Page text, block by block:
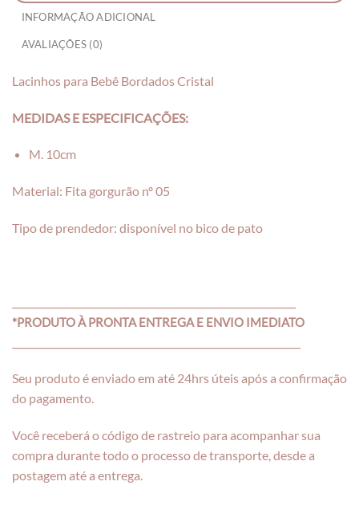
INFORMAÇÃO ADICIONAL
AVALIAÇÕES (0)
Lacinhos para Bebê Bordados Cristal
MEDIDAS E ESPECIFICAÇÕES:
M. 10cm
Material: Fita gorgurão nº 05
Tipo de prendedor: disponível no bico de pato
*PRODUTO À PRONTA ENTREGA E ENVIO IMEDIATO
Seu produto é enviado em até 24hrs úteis após a confirmação
do pagamento.
Você receberá o código de rastreio para acompanhar sua
compra durante todo o processo de transporte, desde a
postagem até a entrega.